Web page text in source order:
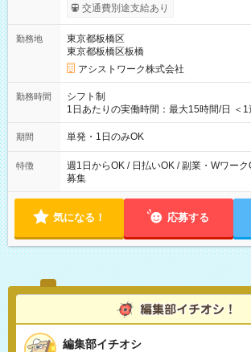
間】試用期間なし
交通費別途支給あり
勤務地
東京都板橋区
東京都板橋区板橋
アシストワーク株式会社
勤務時間
シフト制
1日あたりの実働時間：最大15時間/日 ＜
勤務 勤務：月・水・金 休み：火・木・土・日 好きな時に
可能です！ ※1日あたりの最大実働時間は日勤、夜勤共に勤務し
期間 単発・1日のみOK
特徴
週1日からOK / 日払いOK / 副業・Wワー
募集
気になる！ 応募する
編集部イチオシ